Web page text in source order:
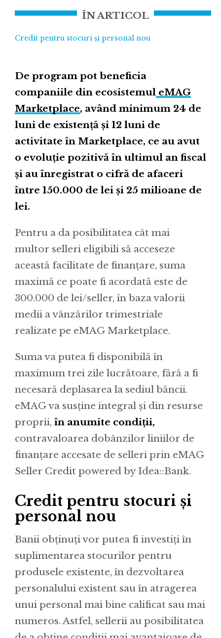
ÎN ARTICOL
Credit pentru stocuri și personal nou
De program pot beneficia
companiile din ecosistemul eMAG
Marketplace, având minimum 24 de
luni de existență și 12 luni de
activitate în Marketplace, ce au avut
o evoluție pozitivă în ultimul an fiscal
și au înregistrat o cifră de afaceri
între 150.000 de lei și 25 milioane de
lei.
Pentru a da posibilitatea cât mai
multor selleri eligibili să acceseze
această facilitate de finanțare, suma
maximă ce poate fi acordată este de
300.000 de lei/seller, în baza valorii
medii a vânzărilor trimestriale
realizate pe eMAG Marketplace.
Suma va putea fi disponibilă în
maximum trei zile lucrătoare, fără a fi
necesară deplasarea la sediul băncii.
eMAG va susține integral și din resurse
proprii, în anumite condiții,
contravaloarea dobânzilor liniilor de
finanțare accesate de selleri prin eMAG
Seller Credit powered by Idea::Bank.
Credit pentru stocuri și
personal nou
Banii obținuți vor putea fi investiți în
suplimentarea stocurilor pentru
produsele existente, în dezvoltarea
personalului existent sau în atragerea
unui personal mai bine calificat sau mai
numeros. Astfel, sellerii au posibilitatea